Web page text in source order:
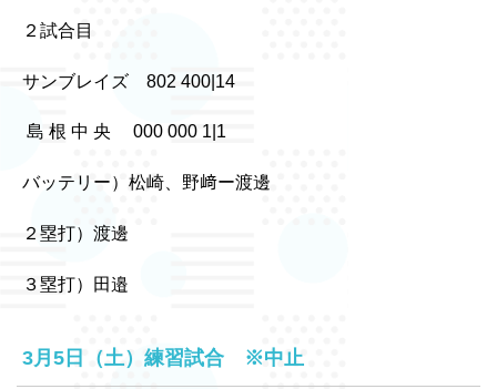
２試合目
サンブレイズ 802 400|14
島 根 中 央 000 000 1|1
バッテリー）松崎、野﨑ー渡邊
２塁打）渡邊
３塁打）田邉
3月5日（土）練習試合 ※中止